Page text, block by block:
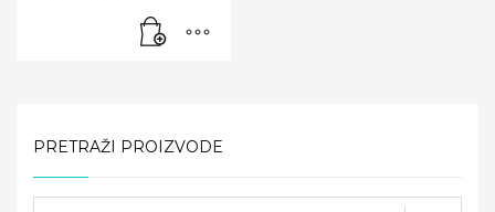
PRETRAŽI PROIZVODE